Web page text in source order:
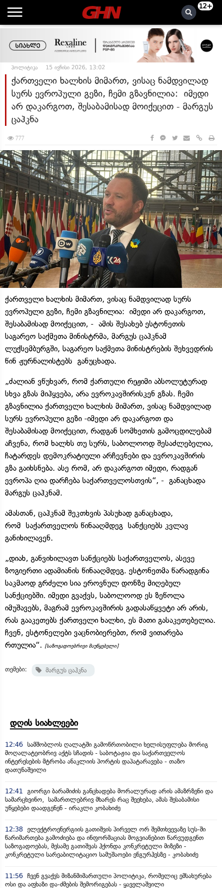
12+
პოლიტიკა 15 ივნისი 2026, 13:02
ქართველი ხალხის მიმართ, ვისაც ნამდვილად
სურს ევროპული გეზი, ჩემი გზავნილია: იმედი
არ დაკარგოთ, შესაბამისად მოიქეცით - მარგუს
ცაჰკნა
777
ქართველი ხალხის მიმართ, ვისაც ნამდვილად სურს
ევროპული გეზი, ჩემი გზავნილია: იმედი არ დაკარგოთ,
შესაბამისად მოიქეცით, - ამის შესახებ ესტონეთის
საგარეო საქმეთა მინისტრმა, მარგუს ცაჰკნამ
ლუქსემბურგში, საგარეო საქმეთა მინისტრების შეხვედრის
წინ ჟურნალისტებს განუცხადა.
„ძალიან ვწუხვარ, რომ ქართული რეჟიმი აბსოლუტურად
სხვა გზას მიჰყვება, არა ევროკავშირისკენ გზას. ჩემი
გზავნილია ქართველი ხალხის მიმართ, ვისაც ნამდვილად
სურს ევროპული გეზი -იმედი არ დაკარგოთ და
შესაბამისად მოიქეცით, რადგან სომხეთის გამოცდილებამ
აჩვენა, რომ ხალხს თუ სურს, საბოლოოდ შესაძლებელია,
ჩატარდეს დემოკრატიული არჩევნები და ევროკავშირის
გზა გაიხსნება. ასე რომ, არ დაკარგოთ იმედი, რადგან
ევროპა ღია დარჩება საქართველოსთვის“, - განაცხადა
მარგუს ცაჰკნამ.
ამასთან, ცაჰკნამ შეკთხვის პასუხად განაცხადა,
რომ საქართველოს წინააღმდეგ სანქციებს კვლავ
განიხილავენ.
„დიახ, განვიხილავთ სანქციებს საქართველოს, ასევე
ზოგიერთი ადამიანის წინააღმდეგ. ესტონეთმა წარადგინა
საკმაოდ გრძელი სია ეროვნულ დონზე მიღებულ
სანქციებში. იმედი გვაქვს, საბოლოოდ ეს ზეწოლა
იმუშავებს, მაგრამ ევროკავშირის გადასაწყვეტი არ არის,
რას გააკეთებს ქართველი ხალხი, ეს მათი გასაკეთებელია.
ჩვენ, ესტონელები ვაცნობიერებთ, რომ ვითარება
რთულია“. [საზოგადოებრივი მაუწყებელი]
თემები: მარგუს ცაჰკნა
დღის სიახლეები
12:46 სამშობლოს ღალატში გამოწრთობილი ხელისუფლება მორიგ
მოღალატეობრივ აქტს სჩადის - საბოტაჟია და საქართველოს
ინტერესების მტრობა ანაკლიის პორტის დაპატარავება - თაზო
დათუნაშვილი
12:41
გიორგი ბარამიძის განცხადება მორალურად არის ამაზრზენი და
სამარცხვინო, სამართლებრივ მხარეს რაც შეეხება, ამას შესაბამისი
უწყებები დაადგენენ - ირაკლი კობახიძე
12:38 ელექტროენერგიის გათიშვის პირველ ორ შემთხვევაზე სუს-ში
წარიმართება გამოძიება და ინფორმაციას მოგვიანებით წარვუდგენთ
საზოგადოებას, მესამე გათიშვას ჰქონდა კონკრეტული მიზეზი -
კონკრეტული სარეაბილიტაციო სამუშაოები ენგურჰესზე - კობახიძე
11:56 ჩვენ გვაქვს მიზანმიმართული პოლიტიკა, რომელიც ემსახურება
ოსი და აფხაზი და-ძმების შემორიგებას - ყაველაშვილი